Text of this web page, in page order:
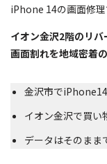
iPhone 14の画面修理
イオン金沢2階のリ
画面割れを地域密着
金沢市で
イオン金沢で買い
データはそのまま